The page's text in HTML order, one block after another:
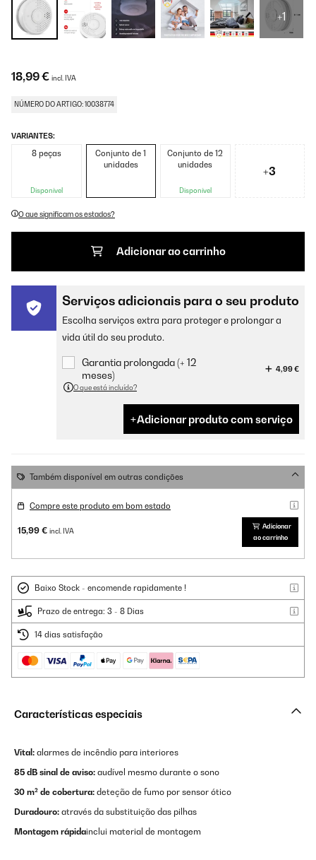
+1
18,99 € incl. IVA
NÚMERO DO ARTIGO: 10038774
VARIANTES:
8 peças
Disponível
Conjunto de 1
unidades
Conjunto de 12
unidades
Disponível
+3
O que significam os estados?
Adicionar ao carrinho
Serviços adicionais para o seu produto
Escolha serviços extra para proteger e prolongar a
vida útil do seu produto.
Garantia prolongada (+ 12
meses)
4,99 €
O que está incluído?
Adicionar produto com serviço
Também disponível em outras condições
Compre este produto em bom estado
15,99 € incl. IVA
Adicionar
ao carrinho
Baixo Stock - encomende rapidamente !
Prazo de entrega: 3 - 8 Dias
14 dias satisfação
Características especiais
Vital: alarmes de incêndio para interiores
85 dB sinal de aviso: audível mesmo durante o sono
30 m² de cobertura: deteção de fumo por sensor ótico
Duradouro: através da substituição das pilhas
Montagem rápidainclui material de montagem